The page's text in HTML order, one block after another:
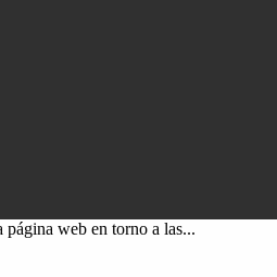
web en torno a las...